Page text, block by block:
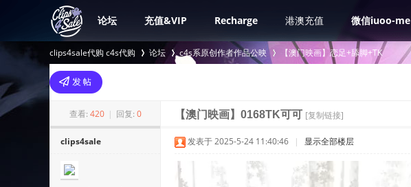
论坛 充值&VIP Recharge 港澳充值 微信iuoo-me
clips4sale代购 c4s代购
>
论坛 c4s系原创作者作品公映
›
【澳门映画】恋足+舔脚+TK
查看: 420 | 回复: 0 【澳门映画】0168TK可可 [复制链接]
clips4sale 发表于 2025-5-24 11:40:46 | 显示全部楼层